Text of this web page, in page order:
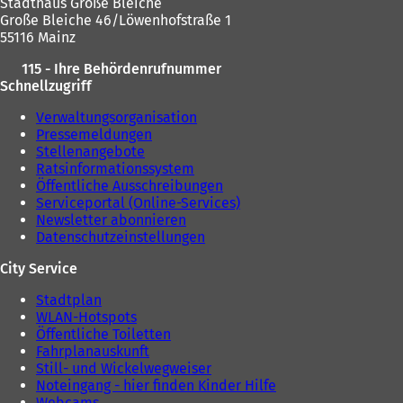
Große Bleiche 46/Löwenhofstraße 1
55116 Mainz
115 - Ihre Behördenrufnummer
Schnellzugriff
Verwaltungsorganisation
Pressemeldungen
Stellenangebote
Ratsinformationssystem
Öffentliche Ausschreibungen
Serviceportal (Online-Services)
Newsletter abonnieren
Datenschutzeinstellungen
City Service
Stadtplan
WLAN-Hotspots
Öffentliche Toiletten
Fahrplanauskunft
Still- und Wickelwegweiser
Noteingang - hier finden Kinder Hilfe